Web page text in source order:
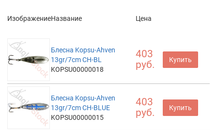
ИзображениеНазвание Цена
Блесна Kopsu-Ahven
13gr/7cm CH-BL
KOPSU00000018
403
руб.
Купить
Блесна Kopsu-Ahven
13gr/7cm CH-BLUE
KOPSU00000015
403
руб.
Купить